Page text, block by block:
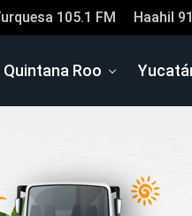
105.1 FM Haahil
Quintana Roo